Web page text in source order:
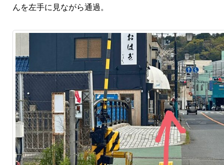
んを左手に見ながら通過。